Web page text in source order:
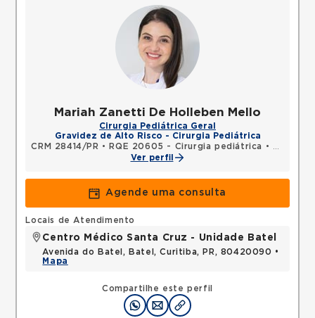
Mariah Zanetti De Holleben Mello
Cirurgia Pediátrica Geral
Gravidez de Alto Risco - Cirurgia Pediátrica
CRM 28414/PR • RQE 20605 - Cirurgia pediátrica •
Ver perfil
Agende uma consulta
Compartilhe este perfil
Locais de Atendimento
Centro Médico Santa Cruz - Unidade Batel
Avenida do Batel, Batel, Curitiba, PR, 80420090 •
Mapa